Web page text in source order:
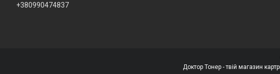
+380990474837